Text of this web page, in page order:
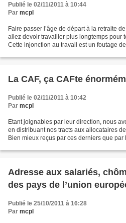
Publié le 02/11/2011 à 10:44
Par mcpl
Faire passer l’âge de départ à la retraite
allez devoir travailler plus longtemps pour
Cette injonction au travail est un foutage
La CAF, ça CAFte
Publié le 02/11/2011 à 10:42
Par mcpl
Etant joignables par leur direction, nous
en distribuant nos tracts aux allocataires
Bien mieux reçus par ces derniers que
Adresse aux salariés,
des pays de l’union
Publié le 25/10/2011 à 16:28
Par mcpl